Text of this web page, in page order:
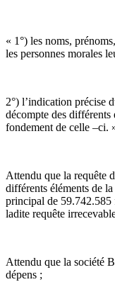
« 1°) les noms,
les personnes morales
2°) l’indication précise
décompte des différents
fondement de celle –ci.
Attendu que la requête
différents éléments de
principal de 59.742.585
ladite requête
Attendu que la société
dépens ;